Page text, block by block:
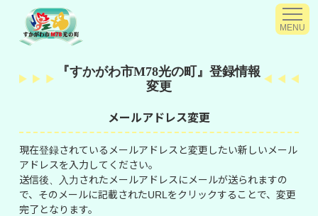
MENU
『すかがわ市M78光の町』登録情報
変更
メールアドレス変更
現在登録されているメールアドレスと変更したい新しいメール
アドレスを入力してください。
送信後、入力されたメールアドレスにメールが送られますの
で、そのメールに記載されたURLをクリックすることで、変更
完了となります。